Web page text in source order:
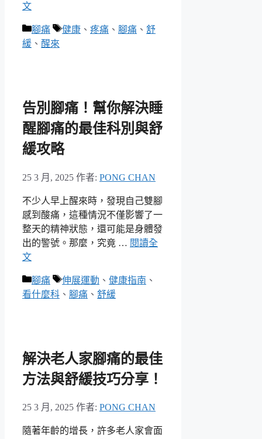
文
分
類
腳痛
標
健康 、 疼痛 、 腳痛 、 舒
緩 、 醒來
告別腳痛！幫你解決睡
醒腳痛的最佳科別與舒
緩攻略
25 3 月, 2025 作者: PONG CHAN
不少人早上醒來時，發現自己雙腳
感到酸痛，這種情況不僅影響了一
整天的精神狀態，還可能是身體發
出的警號。那麼，究竟 … 閱讀全
文
分
類
腳痛
標
籤
伸展運動 、 健康指南 、
看什麼科 、 腳痛 、 舒緩
解決老人家腳痛的最佳
方法與舒緩技巧分享！
25 3 月, 2025 作者: PONG CHAN
隨著年齡的增長，許多老人家會面